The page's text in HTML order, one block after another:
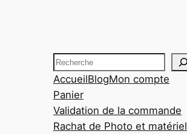
Recherche
AccueilBlogMon compte
Panier
Validation de la commande
Rachat de Photo et matériel